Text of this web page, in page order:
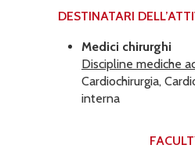
DESTINATARI
Medici chirurghi
Discipline mediche
Cardiochirurgia,
interna